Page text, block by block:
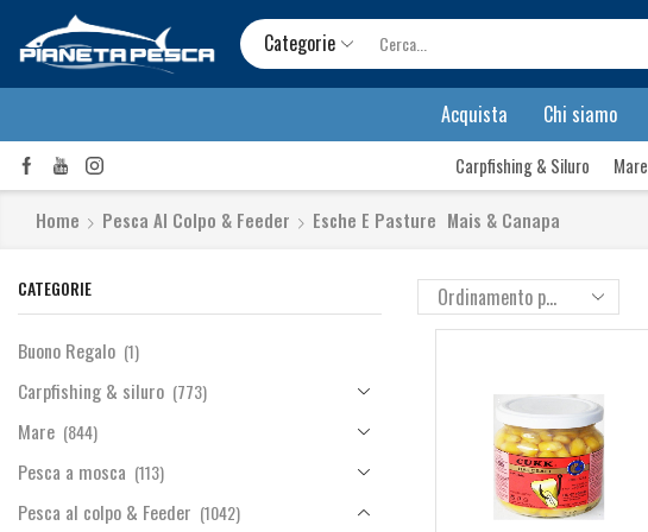
Categorie
Acquista Chi siamo
Carpfishing & Siluro
Mare
Home Pesca Al Colpo & Feeder Esche E Pasture Mais & Canapa
CATEGORIE
Buono Regalo (1)
Carpfishing & siluro (773)
Mare (844)
Pesca a mosca (113)
Pesca al colpo & Feeder (1042)